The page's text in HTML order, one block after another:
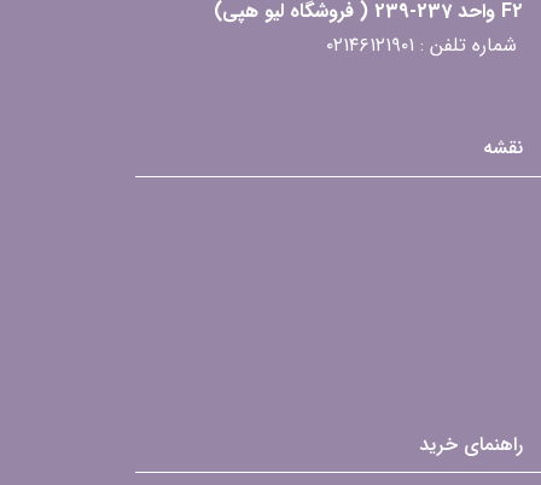
F2 واحد 237-239 ( فروشگاه لیو هپی)
شماره تلفن : ۰۲۱۴۶۱۲۱۹۰۱
نقشه
راهنمای خرید